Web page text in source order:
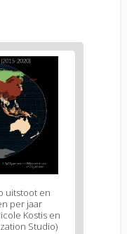
uitstoot en
per jaar
Kostis en
Studio)